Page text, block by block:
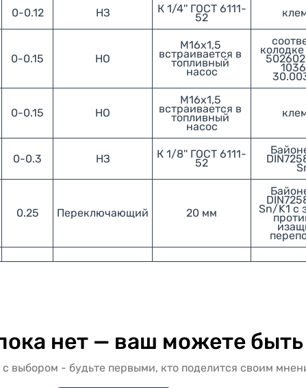
0-0.12 НЗ К 1/4'' ГОСТ 6111-
52
0-0.15 НО
М16х1,5
встраивается в
топливный
насос
0-0.15 НО
М16х1,5
встраивается в
топливный
насос
0-0.3 НЗ К 1/8'' ГОСТ 6111-
52
0.25 Переключающий 20 мм Sn/K1 с
нет — ваш можете
выбором - будьте первыми, кто поделится своим